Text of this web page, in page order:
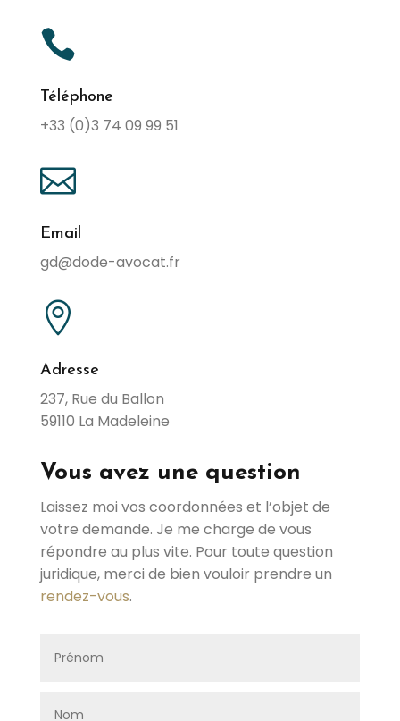

Téléphone
+33 (0)3 74 09 99 51

Email
gd@dode-avocat.fr

Adresse
237, Rue du Ballon
59110 La Madeleine
Vous avez une question
Laissez moi vos coordonnées et l’objet de
votre demande. Je me charge de vous
répondre au plus vite. Pour toute question
juridique, merci de bien vouloir prendre un
rendez-vous.